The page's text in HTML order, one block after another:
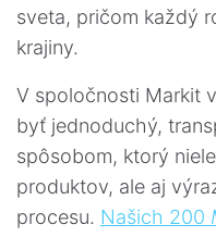
sveta, pričom každý
krajiny.
V spoločnosti Markit
byť jednoduchý,
spôsobom, ktorý
produktov, ale aj
procesu. Našich 200